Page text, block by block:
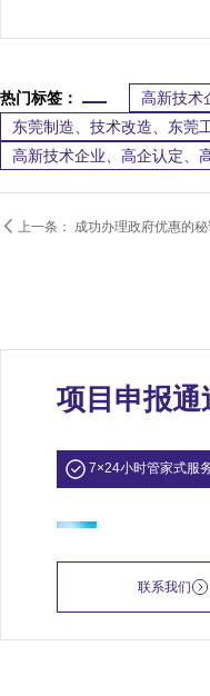
热门标签： 高新技术
东莞制造、技术改造、东莞
高新技术企业、高企认定、
 上一条： 成功办理政府优惠的
项目申报通
7×24小时管家式服
联系我们